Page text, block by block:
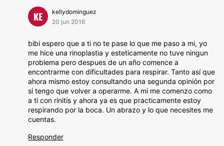
KE
kellydominguez
20 jun 2016
bibi espero que a ti no te pase lo que me paso a mi, yo
me hice una rinoplastia y esteticamente no tuve ningun
problema pero despues de un año comence a
encontrarme con dificultades para respirar. Tanto así que
ahora mismo estoy consultando una segunda opinión por
si tengo que volver a operarme. A mi me comenzo como
a ti con rinitis y ahora ya es que practicamente estoy
respirando por la boca. Un abrazo y lo que necesites me
cuentas.
Responder